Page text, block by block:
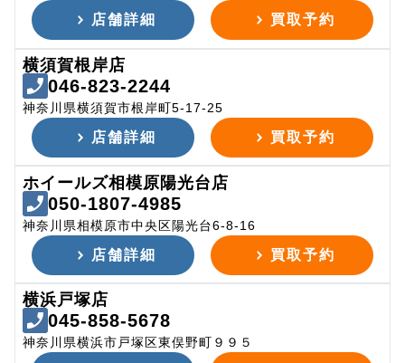
店舗詳細 買取予約
横須賀根岸店
046-823-2244
神奈川県横須賀市根岸町5-17-25
店舗詳細 買取予約
ホイールズ相模原陽光台店
050-1807-4985
神奈川県相模原市中央区陽光台6-8-16
店舗詳細 買取予約
横浜戸塚店
045-858-5678
神奈川県横浜市戸塚区東俣野町９９５